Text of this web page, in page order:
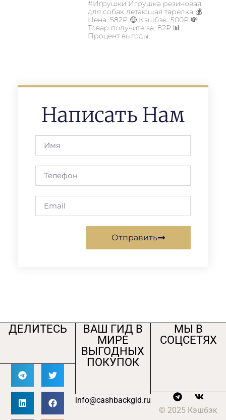
#Игрушки Игрушка резиновая
для собак летающая тарелка 💰
Цена: 582₽ 🤑 Кэшбэк: 500₽ 💸
Товар получите за: 82₽ 📊
Процент выгоды:
Написать Нам
Отправить
ДЕЛИТЕСЬ
ВАШ ГИД В
МИРЕ
ВЫГОДНЫХ
ПОКУПОК
info@cashbackgid.ru
МЫ В
СОЦСЕТЯХ
© 2025 Кэшбэк